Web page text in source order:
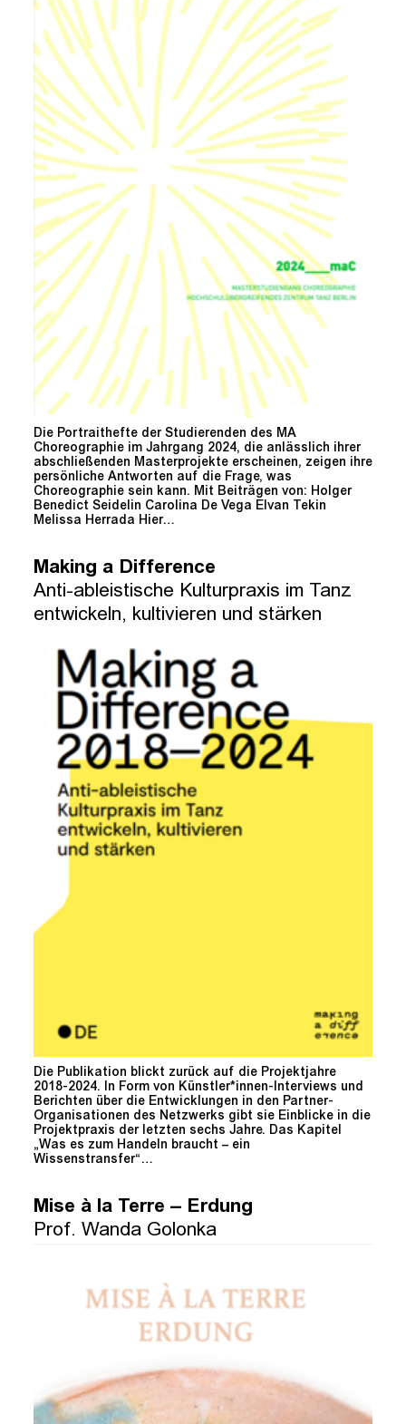
Die Portraithefte der Studierenden des MA
Choreographie im Jahrgang 2024, die anlässlich ihrer
abschließenden Masterprojekte erscheinen, zeigen ihre
persönliche Antworten auf die Frage, was
Choreographie sein kann. Mit Beiträgen von: Holger
Benedict Seidelin Carolina De Vega Elvan Tekin
Melissa Herrada Hier…
Making a Difference
Anti-ableistische Kulturpraxis im Tanz
entwickeln, kultivieren und stärken
Die Publikation blickt zurück auf die Projektjahre
2018-2024. In Form von Künstler*innen-Interviews und
Berichten über die Entwicklungen in den Partner-
Organisationen des Netzwerks gibt sie Einblicke in die
Projektpraxis der letzten sechs Jahre. Das Kapitel
„Was es zum Handeln braucht – ein
Wissenstransfer“…
Mise à la Terre – Erdung
Prof. Wanda Golonka